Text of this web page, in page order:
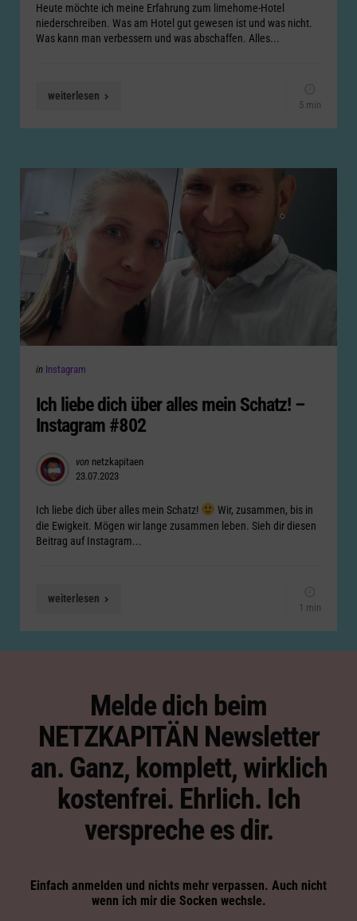
Heute möchte ich meine Erfahrung zum limehome-Hotel
niederschreiben. Was am Hotel gut gewesen ist und was nicht.
Was kann man verbessern und was abschaffen. Alles...
weiterlesen
5 min
Categories
Posted
in Instagram
Ich liebe dich über alles mein Schatz! –
Instagram #802
Posted
by
von netzkapitaen
23.07.2023
Ich liebe dich über alles mein Schatz!
Wir, zusammen, bis in
die Ewigkeit. Mögen wir lange zusammen leben. Sieh dir diesen
Beitrag auf Instagram...
weiterlesen
1 min
Melde dich beim
NETZKAPITÄN Newsletter
an. Ganz, komplett, wirklich
kostenfrei. Ehrlich. Ich
verspreche es dir.
Einfach anmelden und nichts mehr verpassen. Auch nicht
wenn ich mir die Socken wechsle.